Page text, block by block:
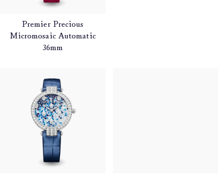
Premier Precious
Micromosaic Automatic
36mm